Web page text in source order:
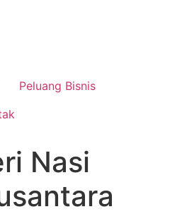
Peluang Bisnis
Nasi